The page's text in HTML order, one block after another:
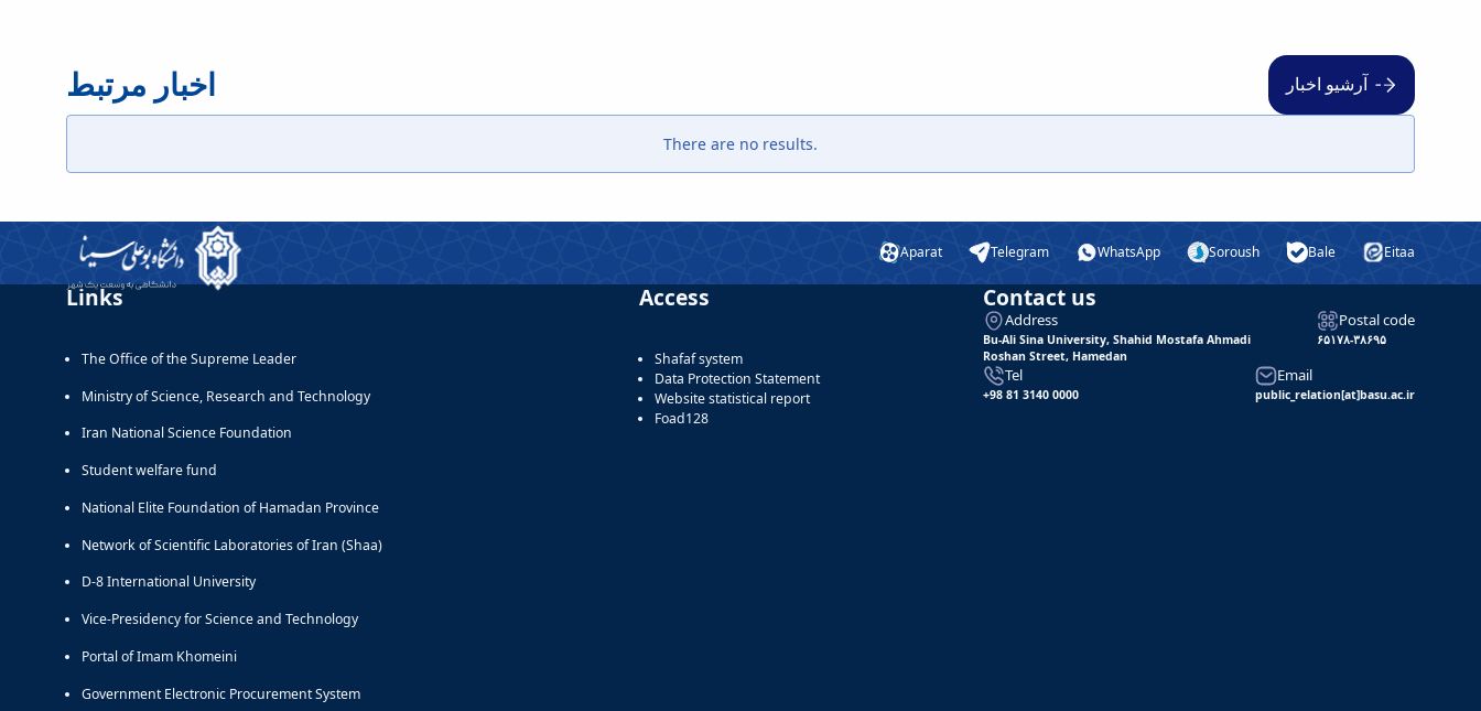
اخبار مرتبط آرشیو اخبار
There are no results.
Aparat Telegram WhatsApp Soroush Bale Eitaa
Links
The Office of the Supreme Leader
Ministry of Science, Research and Technology
Iran National Science Foundation
Student welfare fund
National Elite Foundation of Hamadan Province
Network of Scientific Laboratories of Iran (Shaa)
D-8 International University
Vice-Presidency for Science and Technology
Portal of Imam Khomeini
Government Electronic Procurement System
Access
Shafaf system
Data Protection Statement
Website statistical report
Foad128
Contact us
Address
Bu-Ali Sina University, Shahid Mostafa Ahmadi
Roshan Street, Hamedan
Postal code
۶۵۱۷۸-۳۸۶۹۵
Tel
+98 81 3140 0000
Email
public_relation[at]basu.ac.ir